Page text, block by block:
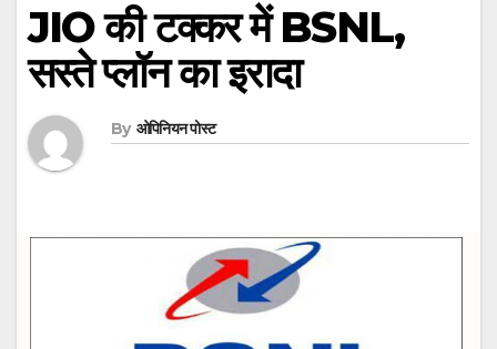
JIO की टक्कर में BSNL,
सस्ते प्लॉन का इरादा
By ओपिनियन पोस्ट